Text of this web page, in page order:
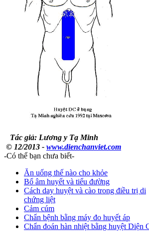
Tác giả: Lương y Tạ Minh
© 12/2013 - www.dienchanviet.com
-Có thể bạn chưa biết-
Ăn uống thế nào cho khỏe
Bổ âm huyết và tiểu đường
Cách day huyệt và cào trong điều trị di
chứng liệt
Cảm cúm
Chẩn bệnh bằng máy đo huyết áp
Chẩn đoán hàn nhiệt bằng huyệt Diện